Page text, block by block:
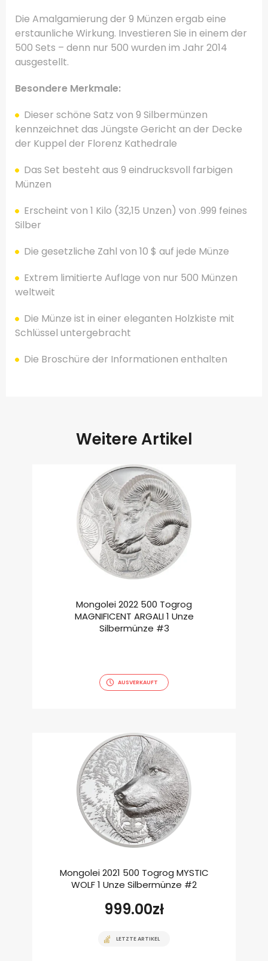
Die Amalgamierung der 9 Münzen ergab eine
erstaunliche Wirkung. Investieren Sie in einem der
500 Sets – denn nur 500 wurden im Jahr 2014
ausgestellt.
Besondere Merkmale:
Dieser schöne Satz von 9 Silbermünzen
kennzeichnet das Jüngste Gericht an der Decke
der Kuppel der Florenz Kathedrale
Das Set besteht aus 9 eindrucksvoll farbigen
Münzen
Erscheint von 1 Kilo (32,15 Unzen) von .999 feines
Silber
Die gesetzliche Zahl von 10 $ auf jede Münze
Extrem limitierte Auflage von nur 500 Münzen
weltweit
Die Münze ist in einer eleganten Holzkiste mit
Schlüssel untergebracht
Die Broschüre der Informationen enthalten
Weitere Artikel
Mongolei 2022 500 Togrog
MAGNIFICENT ARGALI 1 Unze
Silbermünze #3
AUSVERKAUFT
Mongolei 2021 500 Togrog MYSTIC
WOLF 1 Unze Silbermünze #2
999.00zł
LETZTE ARTIKEL